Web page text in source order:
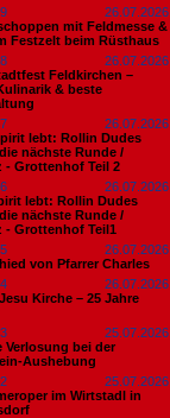
26.07.2026
mit Feldmesse &
Festzelt beim Rüsthaus
26.07.2026
Feldkirchen –
& beste
26.07.2026
lebt: Rollin Dudes
nächste Runde /
- Grottenhof Teil 2
26.07.2026
lebt: Rollin Dudes
nächste Runde /
- Grottenhof Teil1
26.07.2026
von Pfarrer Charles
26.07.2026
Kirche – 25 Jahre
25.07.2026
Verlosung bei der
Aushebung
25.07.2026
im Wirtstadl in